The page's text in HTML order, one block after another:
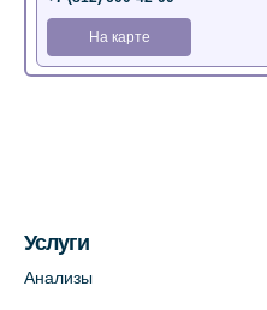
На карте
Медицинский центр
Услуги
Анализы